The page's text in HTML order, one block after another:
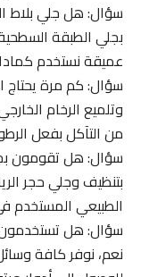
سؤال: هل جلي بلاط
بجلي الطبقة السطحية
عميقة نستخدم كمادات
سؤال: كم مرة يحتاج
وتلميع الرخام
من التآكل بفعل
سؤال: هل تقومون
بتنظيف وجلي حجر
الطبيعي المستخدم
سؤال: هل تستخدمون
نعم، نوفر كافة